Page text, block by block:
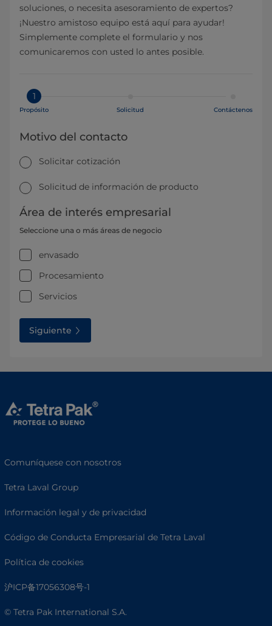
soluciones, o necesita asesoramiento de expertos?
¡Nuestro amistoso equipo está aquí para ayudar!
Simplemente complete el formulario y nos
comunicaremos con usted lo antes posible.
1
Propósito Solicitud Contáctenos
Motivo del contacto
Solicitar cotización
Solicitud de información de producto
Área de interés empresarial
Seleccione una o más áreas de negocio
envasado
Procesamiento
Servicios
Siguiente
Comuníquese con nosotros
Tetra Laval Group
Información legal y de privacidad
Código de Conducta Empresarial de Tetra Laval
Política de cookies
沪ICP备17056308号-1
© Tetra Pak International S.A.